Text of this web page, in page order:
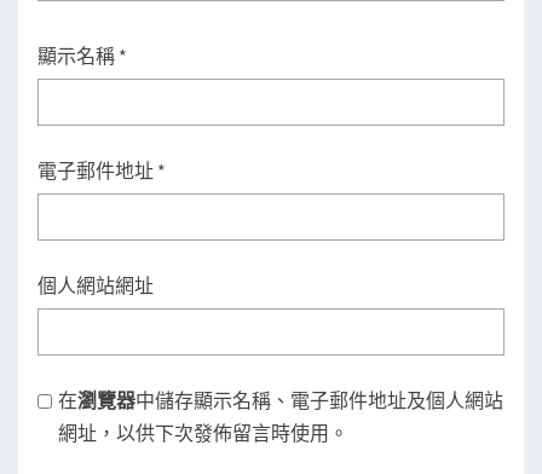
顯示名稱 *
電子郵件地址 *
個人網站網址
在瀏覽器中儲存顯示名稱、電子郵件地址及個人網站
網址，以供下次發佈留言時使用。